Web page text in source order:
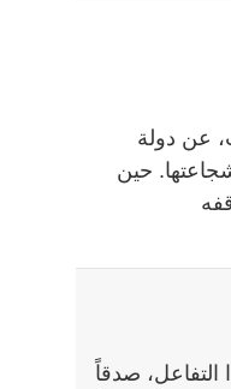
عن دولة
حين
صدقاً